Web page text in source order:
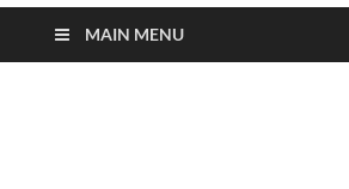
MAIN MENU